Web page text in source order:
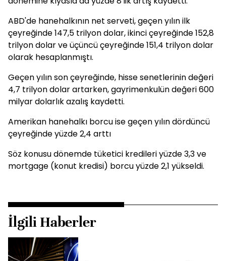
ABD'de hanehalkının net serveti, geçen yılın ilk
çeyreğinde 147,5 trilyon dolar, ikinci çeyreğinde 152,8
trilyon dolar ve üçüncü çeyreğinde 151,4 trilyon dolar
olarak hesaplanmıştı.
Geçen yılın son çeyreğinde, hisse senetlerinin değeri
4,7 trilyon dolar artarken, gayrimenkulün değeri 600
milyar dolarlık azalış kaydetti.
Amerikan hanehalkı borcu ise geçen yılın dördüncü
çeyreğinde yüzde 2,4 arttı
Söz konusu dönemde tüketici kredileri yüzde 3,3 ve
mortgage (konut kredisi) borcu yüzde 2,1 yükseldi.
İlgili Haberler